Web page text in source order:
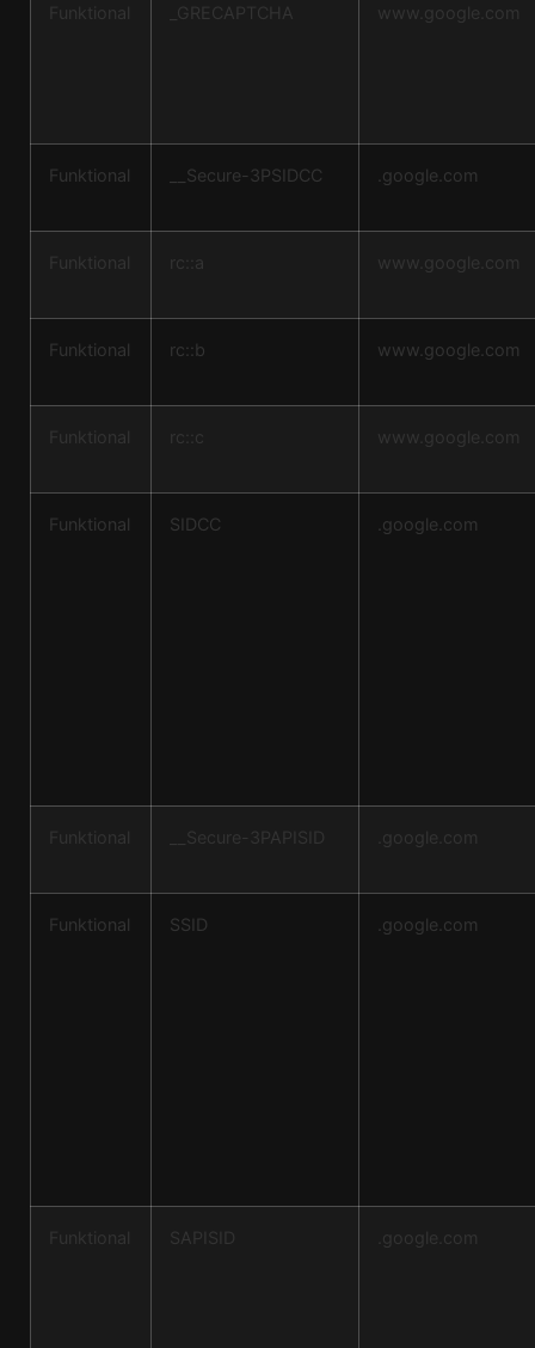
Funktional _GRECAPTCHA www.google.com
Funktional __Secure-3PSIDCC .google.com
Funktional rc::a www.google.com
Funktional rc::b www.google.com
Funktional rc::c www.google.com
Funktional SIDCC .google.com
Funktional __Secure-3PAPISID .google.com
Funktional SSID .google.com
Funktional SAPISID .google.com